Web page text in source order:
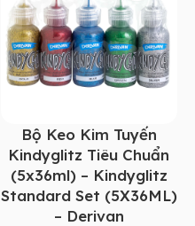
Bộ Keo Kim Tuyến
Kindyglitz Tiêu Chuẩn
(5x36ml) – Kindyglitz
Standard Set (5X36ML)
– Derivan